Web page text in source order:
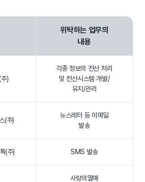
위탁하는 업무의
내용
)
각종 정보의 전산 처리
및 전산시스템 개발/
유지/관리
(주)
뉴스레터 등 이메일
발송
(주) SMS 발송
사랑의열매